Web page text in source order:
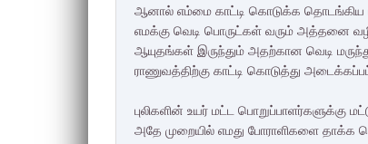
ஆனால் எம்மை காட்டி கொடுக்க தொடங்கிய
எமக்கு வெடி பொருட்கள் வரும் அத்தனை
ஆயுதங்கள் இருந்தும் அதற்கான வெடி
ராணுவத்திற்கு காட்டி கொடுத்து
புலிகளின் உயர் மட்ட பொறுப்பாளர்களுக்கு
அதே முறையில் எமது போராளிகளை தாக்க